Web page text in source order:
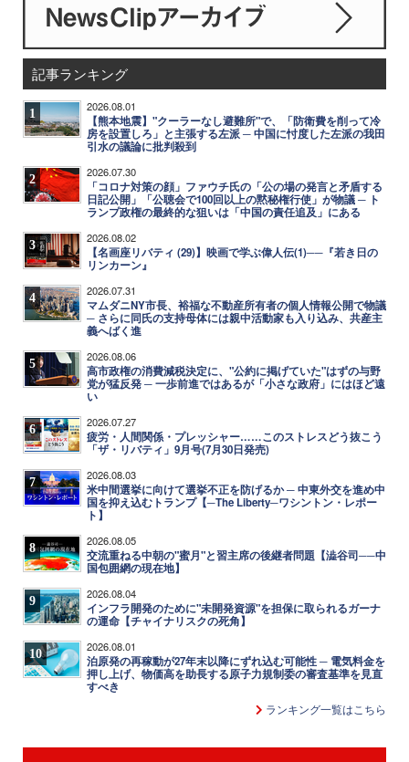
記事ランキング
1 2026.08.01
【熊本地震】"クーラーなし避難所"で、「防衛費を削って冷
房を設置しろ」と主張する左派 ─ 中国に忖度した左派の我田
引水の議論に批判殺到
2 2026.07.30
「コロナ対策の顔」ファウチ氏の「公の場の発言と矛盾する
日記公開」「公聴会で100回以上の黙秘権行使」が物議 ─ ト
ランプ政権の最終的な狙いは「中国の責任追及」にある
3 2026.08.02
【名画座リバティ (29)】映画で学ぶ偉人伝(1)──『若き日の
リンカーン』
4 2026.07.31
マムダニNY市長、裕福な不動産所有者の個人情報公開で物議
─ さらに同氏の支持母体には親中活動家も入り込み、共産主
義へばく進
5 2026.08.06
高市政権の消費減税決定に、"公約に掲げていた"はずの与野
党が猛反発 ─ 一歩前進ではあるが「小さな政府」にはほど遠
い
6 2026.07.27
疲労・人間関係・プレッシャー……このストレスどう抜こう
「ザ・リバティ」9月号(7月30日発売)
7 2026.08.03
米中間選挙に向けて選挙不正を防げるか ─ 中東外交を進め中
国を抑え込むトランプ【─The Liberty─ワシントン・レポー
ト】
8 2026.08.05
交流重ねる中朝の"蜜月"と習主席の後継者問題【澁谷司──中
国包囲網の現在地】
9 2026.08.04
インフラ開発のために"未開発資源"を担保に取られるガーナ
の運命【チャイナリスクの死角】
10 2026.08.01
泊原発の再稼動が27年末以降にずれ込む可能性 ─ 電気料金を
押し上げ、物価高を助長する原子力規制委の審査基準を見直
すべき
ランキング一覧はこちら